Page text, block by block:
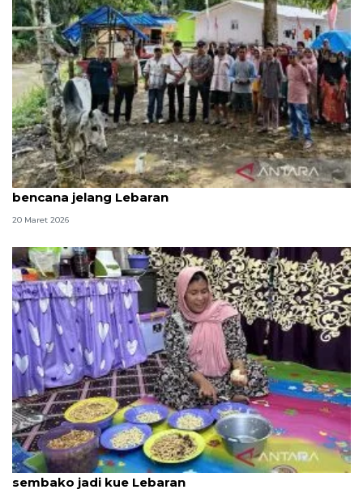
Gubernur Sumut beri bantuan 10 sapi bagi korban
bencana jelang Lebaran
20 Maret 2026
Penyintas di huntara Agam Sumbar olah bantuan
sembako jadi kue Lebaran